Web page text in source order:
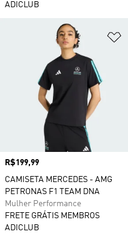
ADICLUB
Preço
R$199,99
CAMISETA MERCEDES - AMG
PETRONAS F1 TEAM DNA
Mulher Performance
FRETE GRÁTIS MEMBROS
ADICLUB